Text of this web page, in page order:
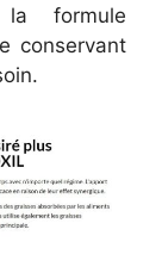
formule
conservant